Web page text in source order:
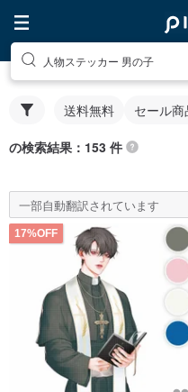
人物ステッカー 男の子
送料無料 セール商
の検索結果：153 件
一部自動翻訳されています
17%OFF